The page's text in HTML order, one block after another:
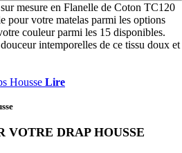
mesure en Flanelle de Coton TC120
pour votre matelas parmi les options
couleur parmi les 15 disponibles.
intemporelles de ce tissu doux et
Housse Lire
VOTRE DRAP HOUSSE